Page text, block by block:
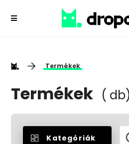
Termékek
Termékek (
Kategóriák